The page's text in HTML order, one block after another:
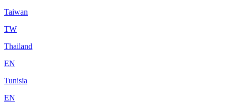
Taiwan
TW
Thailand
EN
Tunisia
EN